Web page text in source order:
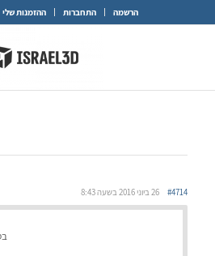
הרשמה התחברות ההזמנות שלי
26 ביוני 2016 בשעה 8:43 #4714